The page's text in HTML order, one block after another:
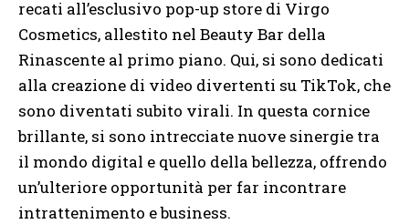
recati all’esclusivo pop-up store di Virgo
Cosmetics, allestito nel Beauty Bar della
Rinascente al primo piano. Qui, si sono dedicati
alla creazione di video divertenti su TikTok, che
sono diventati subito virali. In questa cornice
brillante, si sono intrecciate nuove sinergie tra
il mondo digital e quello della bellezza, offrendo
un’ulteriore opportunità per far incontrare
intrattenimento e business.